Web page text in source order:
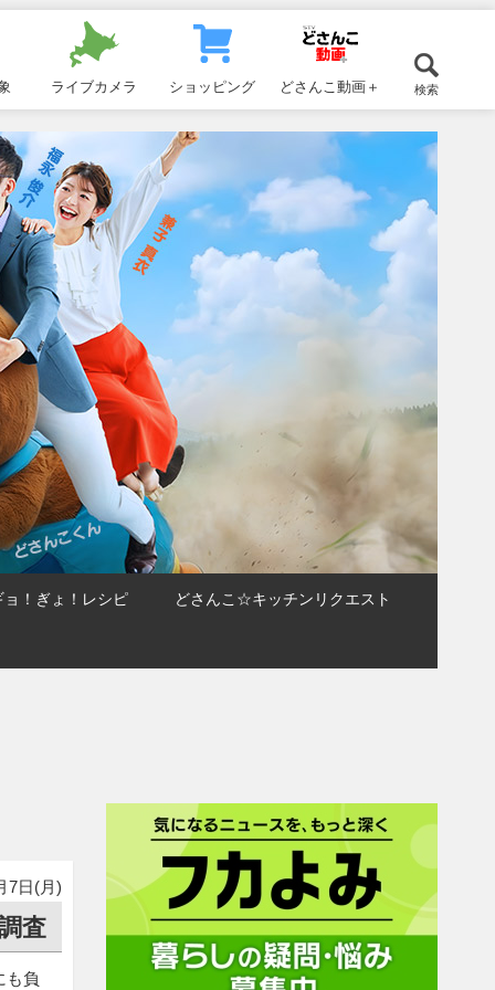
ライブカメラ ショッピング どさんこ動画＋ 検索
ョ！ぎょ！レシピ どさんこ☆キッチンリクエスト
7日(月)
査
も負